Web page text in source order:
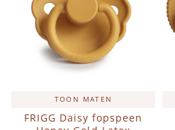
TOON MATEN
FRIGG Daisy fopspeen